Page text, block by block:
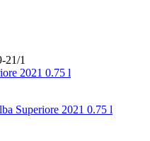
21/1
Superiore 2021 0.75 l